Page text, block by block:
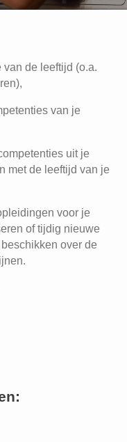
de leeftijd (o.a.
van je
uit je
met de leeftijd van je
voor je
of tijdig nieuwe
over de